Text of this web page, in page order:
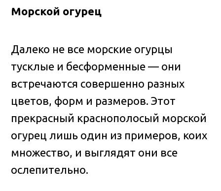
Морской огурец
Далеко не все морские огурцы
тусклые и бесформенные — они
встречаются совершенно разных
цветов, форм и размеров. Этот
прекрасный краснополосый морской
огурец лишь один из примеров, коих
множество, и выглядят они все
ослепительно.